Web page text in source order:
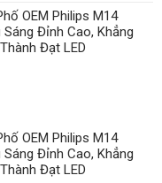
OEM Philips M14
Sáng Đỉnh Cao, Khẳng
Đạt LED
OEM Philips M14
Sáng Đỉnh Cao, Khẳng
Đạt LED